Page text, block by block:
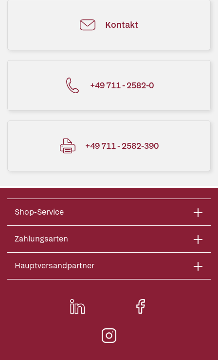
Kontakt
+49 711 - 2582-0
+49 711 - 2582-390
Shop-Service
Zahlungsarten
Hauptversandpartner